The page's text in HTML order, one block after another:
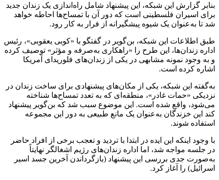
بنابر گزارش این شبکه، این پیشنهاد شامل راه‌اندازی یک زندان جدید
برای اسیران فلسطینی است که دور آن با تمساح‌ها احاطه خواهد
شد تا به‌عنوان یک شیوه پیشگیرانه از فرار به کار رود.
طبق اطلاعات این شبکه، بن‌گویر در گفتگو با «کوبی یعقوبی»، رئیس
اداره زندان‌ها، این طرح را «راهکاری به‌صرفه و مؤثر» توصیف کرده
و به وجود نمونه مشابهی در یکی از زندان‌های فلوریدای آمریکا
اشاره کرده است.
به‌گفته این شبکه، یکی از مکان‌های پیشنهادی برای ساخت زندان در
نزدیکی «حمات غادر»، منطقه‌ای که به تعدد تمساح‌ها شناخته
می‌شود، واقع شده است. این موضوع سبب شد که بن‌گویر پیشنهاد
کند این خزندگان به‌عنوان یک مانع طبیعی به دور این مجموعه
استفاده شوند.
با وجود اینکه این ایده در ابتدا با تردید و تعجب برخی از افراد حاضر
در جلسه مواجه شد، اما اداره زندان‌های رژیم اشغالگر نهایتاً
به‌صورت جدی بررسی این پیشنهاد (بازگرداندن آخرین جسد اسیر
اسرائیل) را آغاز کرد.